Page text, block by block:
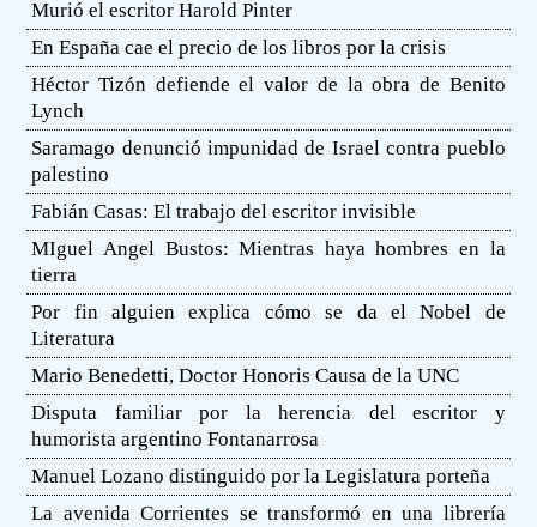
Murió el escritor Harold Pinter
En España cae el precio de los libros por la crisis
Héctor Tizón defiende el valor de la obra de Benito
Lynch
Saramago denunció impunidad de Israel contra pueblo
palestino
Fabián Casas: El trabajo del escritor invisible
MIguel Angel Bustos: Mientras haya hombres en la
tierra
Por fin alguien explica cómo se da el Nobel de
Literatura
Mario Benedetti, Doctor Honoris Causa de la UNC
Disputa familiar por la herencia del escritor y
humorista argentino Fontanarrosa
Manuel Lozano distinguido por la Legislatura porteña
La avenida Corrientes se transformó en una librería